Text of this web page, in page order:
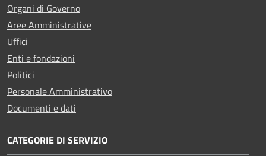
Organi di Governo
Aree Amministrative
Uffici
Enti e fondazioni
Politici
Personale Amministrativo
Documenti e dati
CATEGORIE DI SERVIZIO